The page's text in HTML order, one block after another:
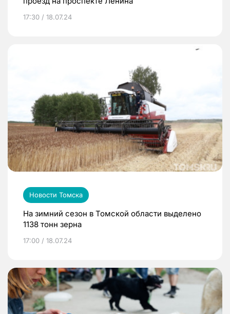
17:30 / 18.07.24
Новости Томска
На зимний сезон в Томской области выделено
1138 тонн зерна
17:00 / 18.07.24